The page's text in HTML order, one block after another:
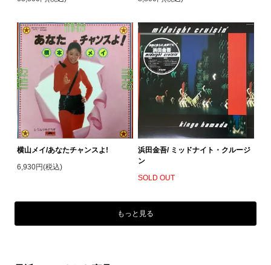
横山メイ/あなたチャンスよ!
6,930円(税込)
浜田金吾/ ミッドナイト・クルージ
ン
SOLD OUT
もっと見る